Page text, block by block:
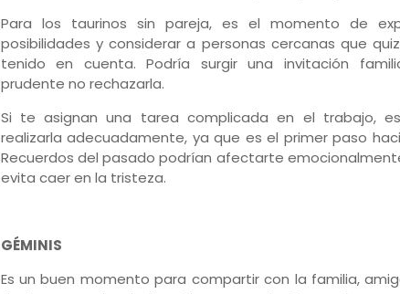
Para los taurinos sin pareja, es el momento de
posibilidades y considerar a personas cercanas que
tenido en cuenta. Podría surgir una invitación
prudente no rechazarla.
Si te asignan una tarea complicada en el trabajo,
realizarla adecuadamente, ya que es el primer paso
Recuerdos del pasado podrían afectarte
evita caer en la tristeza.
GÉMINIS
Es un buen momento para compartir con la familia,